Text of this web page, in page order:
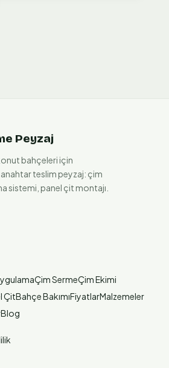
Peyzaj
bahçeleri için
teslim peyzaj: çim
sistemi, panel çit montajı.
Çim SermeÇim Ekimi
ÇitBahçe BakımıFiyatlarMalzemeler
Blog